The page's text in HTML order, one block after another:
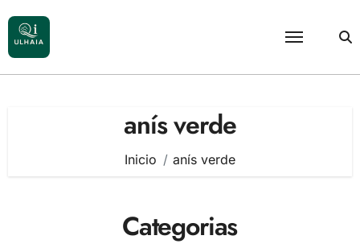
al
contenido
anís verde
Inicio anís verde
Categorias